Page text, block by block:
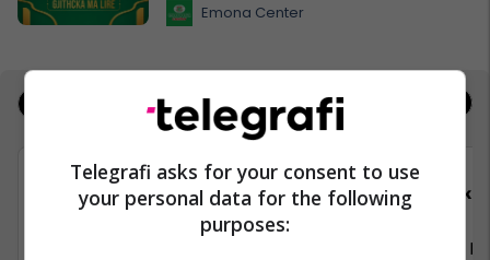
Emona Center
Real Estate
Padel Zone
Vozitës -
Telegrafi asks for your consent to use
your personal data for the following
purposes: